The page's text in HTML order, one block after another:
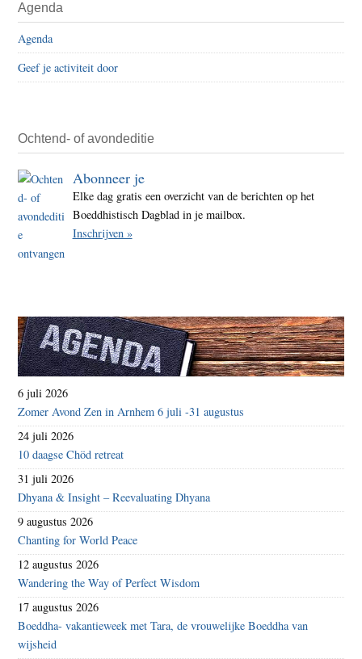
Agenda
Agenda
Geef je activiteit door
Ochtend- of avondeditie
Abonneer je
Elke dag gratis een overzicht van de berichten op het
Boeddhistisch Dagblad in je mailbox.
Inschrijven »
6 juli 2026
Zomer Avond Zen in Arnhem 6 juli -31 augustus
24 juli 2026
10 daagse Chöd retreat
31 juli 2026
Dhyana & Insight – Reevaluating Dhyana
9 augustus 2026
Chanting for World Peace
12 augustus 2026
Wandering the Way of Perfect Wisdom
17 augustus 2026
Boeddha- vakantieweek met Tara, de vrouwelijke Boeddha van
wijsheid